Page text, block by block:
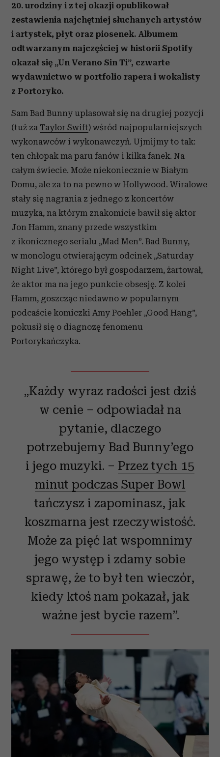
20. urodziny i z tej okazji opublikował
zestawienia najchętniej słuchanych artystów
i artystek, płyt oraz piosenek. Albumem
odtwarzanym najczęściej w historii Spotify
okazał się „Un Verano Sin Ti”, czwarte
wydawnictwo w portfolio rapera i wokalisty
z Portoryko.
Sam Bad Bunny uplasował się na drugiej pozycji
(tuż za Taylor Swift) wśród najpopularniejszych
wykonawców i wykonawczyń. Ujmijmy to tak:
ten chłopak ma paru fanów i kilka fanek. Na
całym świecie. Może niekoniecznie w Białym
Domu, ale za to na pewno w Hollywood. Wiralowe
stały się nagrania z jednego z koncertów
muzyka, na którym znakomicie bawił się aktor
Jon Hamm, znany przede wszystkim
z ikonicznego serialu „Mad Men”. Bad Bunny,
w monologu otwierającym odcinek „Saturday
Night Live”, którego był gospodarzem, żartował,
że aktor ma na jego punkcie obsesję. Z kolei
Hamm, goszcząc niedawno w popularnym
podcaście komiczki Amy Poehler „Good Hang”,
pokusił się o diagnozę fenomenu
Portorykańczyka.
„Każdy wyraz radości jest dziś
w cenie – odpowiadał na
pytanie, dlaczego
potrzebujemy Bad Bunny’ego
i jego muzyki. – Przez tych 15
minut podczas Super Bowl
tańczysz i zapominasz, jak
koszmarna jest rzeczywistość.
Może za pięć lat wspomnimy
jego występ i zdamy sobie
sprawę, że to był ten wieczór,
kiedy ktoś nam pokazał, jak
ważne jest bycie razem”.